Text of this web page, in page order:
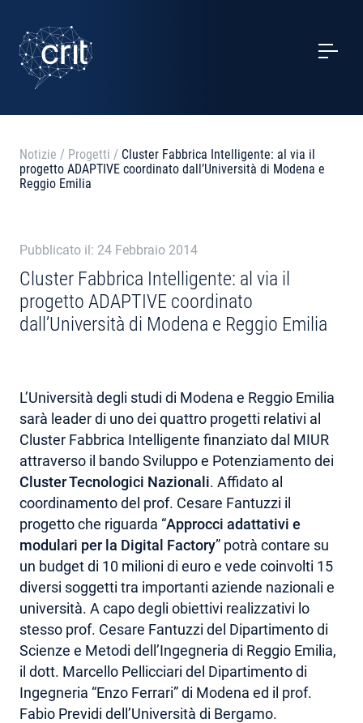
SERVIZI
CASI STUDIO
PROGETTI
CHI SIAMO
AREA RISERVATA
Notizie / Progetti / Cluster Fabbrica Intelligente: al via il
progetto ADAPTIVE coordinato dall’Università di Modena e
Reggio Emilia
Pubblicato il: 24 Febbraio 2014
Cluster Fabbrica Intelligente: al via il
progetto ADAPTIVE coordinato
dall’Università di Modena e Reggio Emilia
L’Università degli studi di Modena e Reggio Emilia
sarà leader di uno dei quattro progetti relativi al
Cluster Fabbrica Intelligente finanziato dal MIUR
attraverso il bando Sviluppo e Potenziamento dei
Cluster Tecnologici Nazionali. Affidato al
coordinamento del prof. Cesare Fantuzzi il
progetto che riguarda “Approcci adattativi e
modulari per la Digital Factory” potrà contare su
un budget di 10 milioni di euro e vede coinvolti 15
diversi soggetti tra importanti aziende nazionali e
università. A capo degli obiettivi realizzativi lo
stesso prof. Cesare Fantuzzi del Dipartimento di
Scienze e Metodi dell’Ingegneria di Reggio Emilia,
il dott. Marcello Pellicciari del Dipartimento di
Ingegneria “Enzo Ferrari” di Modena ed il prof.
Fabio Previdi dell’Università di Bergamo.